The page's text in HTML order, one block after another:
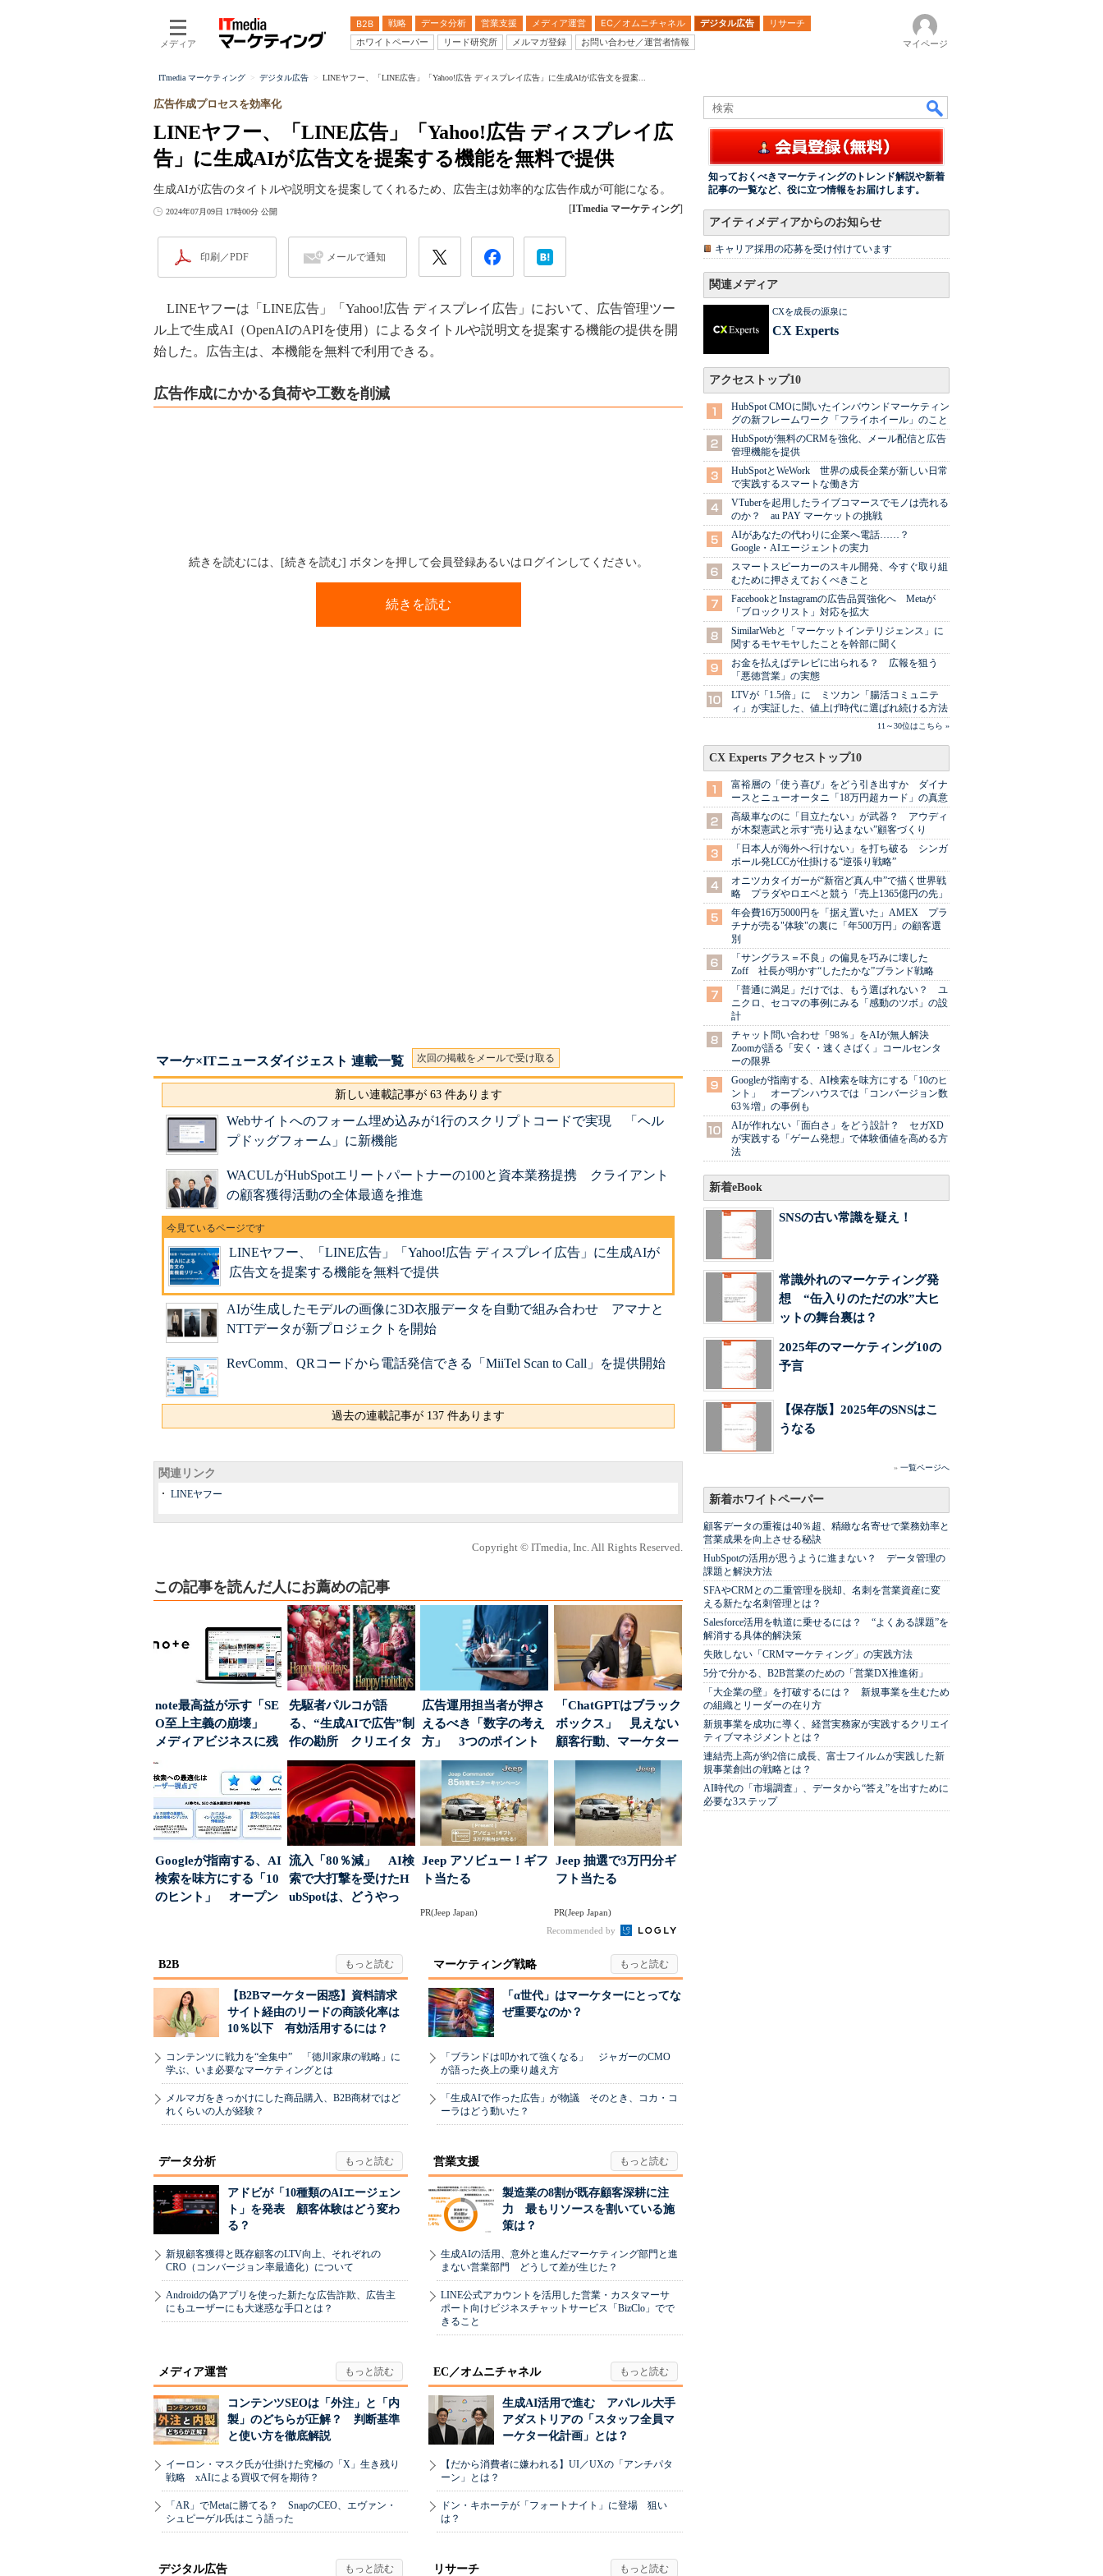
メディア
B2B 戦略 データ分析 営業支援 メディア運営 EC／オムニチャネル デジタル広告
リサーチ
ホワイトペーパー
リード研究所 メルマガ登録 お問い合わせ／運営者情報 マイページ
ITmedia マーケティング デジタル広告 LINEヤフー、「LINE広告」「Yahoo!広告 ディスプレイ広告」に生成AIが広告文を提案...
LINEヤフー、「LINE広告」「Yahoo!広告 ディスプレイ広
告」に生成AIが広告文を提案する機能を無料で提供
広告作成プロセスを効率化
生成AIが広告のタイトルや説明文を提案してくれるため、広告主は効率的な広告作成が可能になる。
2024年07月09日 17時00分 公開 [ITmedia マーケティング]
印刷／PDF メールで通知
LINEヤフーは「LINE広告」「Yahoo!広告 ディスプレイ広告」において、広告管理ツー
ル上で生成AI（OpenAIのAPIを使用）によるタイトルや説明文を提案する機能の提供を開
始した。広告主は、本機能を無料で利用できる。
広告作成にかかる負荷や工数を削減
続きを読むには、[続きを読む] ボタンを押して会員登録あるいはログインしてください。
続きを読む
マーケ×ITニュースダイジェスト 連載一覧 次回の掲載をメールで受け取る
新しい連載記事が 63 件あります
Webサイトへのフォーム埋め込みが1行のスクリプトコードで実現 「ヘル
プドッグフォーム」に新機能
WACULがHubSpotエリートパートナーの100と資本業務提携 クライアント
の顧客獲得活動の全体最適を推進
LINEヤフー、「LINE広告」「Yahoo!広告 ディスプレイ広告」に生成AIが
広告文を提案する機能を無料で提供
AIが生成したモデルの画像に3D衣服データを自動で組み合わせ アマナと
NTTデータが新プロジェクトを開始
RevComm、QRコードから電話発信できる「MiiTel Scan to Call」を提供開始
過去の連載記事が 137 件あります
関連リンク
LINEヤフー
Copyright © ITmedia, Inc. All Rights Reserved.
この記事を読んだ人にお薦めの記事
note最高益が示す「SE
O至上主義の崩壊」
メディアビジネスに残
された“勝ち筋...
先駆者パルコが語
る、“生成AIで広告”制
作の勘所 クリエイタ
ーに残る「重要な役
割...
広告運用担当者が押さ
えるべき「数字の考え
方」 3つのポイント
とは
「ChatGPTはブラック
ボックス」 見えない
顧客行動、マーケター
に残された打ち...
Googleが指南する、AI
検索を味方にする「10
のヒント」 オープン
流入「80％減」 AI検
索で大打撃を受けたH
ubSpotは、どうやっ
Jeep アソビュー！ギフ
ト当たる
PR(Jeep Japan)
Jeep 抽選で3万円分ギ
フト当たる
PR(Jeep Japan)
Recommended by
B2B
【B2Bマーケター困惑】資料請求
サイト経由のリードの商談化率は
10％以下 有効活用するには？
コンテンツに戦力を“全集中” 「徳川家康の戦略」に
学ぶ、いま必要なマーケティングとは
メルマガをきっかけにした商品購入、B2B商材ではど
れくらいの人が経験？
マーケティング戦略
「α世代」はマーケターにとってな
ぜ重要なのか？
「ブランドは叩かれて強くなる」 ジャガーのCMO
が語った炎上の乗り越え方
「生成AIで作った広告」が物議 そのとき、コカ・コ
ーラはどう動いた？
データ分析
アドビが「10種類のAIエージェン
ト」を発表 顧客体験はどう変わ
る？
新規顧客獲得と既存顧客のLTV向上、それぞれの
CRO（コンバージョン率最適化）について
Androidの偽アプリを使った新たな広告詐欺、広告主
にもユーザーにも大迷惑な手口とは？
営業支援
製造業の8割が既存顧客深耕に注
力 最もリソースを割いている施
策は？
生成AIの活用、意外と進んだマーケティング部門と進
まない営業部門 どうして差が生じた？
LINE公式アカウントを活用した営業・カスタマーサ
ポート向けビジネスチャットサービス「BizClo」でで
きること
メディア運営
コンテンツSEOは「外注」と「内
製」のどちらが正解？ 判断基準
と使い方を徹底解説
イーロン・マスク氏が仕掛けた究極の「X」生き残り
戦略 xAIによる買収で何を期待？
「AR」でMetaに勝てる？ SnapのCEO、エヴァン・
シュピーゲル氏はこう語った
EC／オムニチャネル
生成AI活用で進む アパレル大手
アダストリアの「スタッフ全員マ
ーケター化計画」とは？
【だから消費者に嫌われる】UI／UXの「アンチパタ
ーン」とは？
ドン・キホーテが「フォートナイト」に登場 狙い
は？
デジタル広告 リサーチ
知っておくべきマーケティングのトレンド解説や新着
記事の一覧など、役に立つ情報をお届けします。
アイティメディアからのお知らせ
キャリア採用の応募を受け付けています
関連メディア
CXを成長の源泉に
CX Experts
アクセストップ10
HubSpot CMOに聞いたインバウンドマーケティン
グの新フレームワーク「フライホイール」のこと
HubSpotが無料のCRMを強化、メール配信と広告
管理機能を提供
HubSpotとWeWork 世界の成長企業が新しい日常
で実践するスマートな働き方
VTuberを起用したライブコマースでモノは売れる
のか？ au PAY マーケットの挑戦
AIがあなたの代わりに企業へ電話……？
Google・AIエージェントの実力
スマートスピーカーのスキル開発、今すぐ取り組
むために押さえておくべきこと
FacebookとInstagramの広告品質強化へ Metaが
「ブロックリスト」対応を拡大
SimilarWebと「マーケットインテリジェンス」に
関するモヤモヤしたことを幹部に聞く
お金を払えばテレビに出られる？ 広報を狙う
「悪徳営業」の実態
LTVが「1.5倍」に ミツカン「腸活コミュニテ
ィ」が実証した、値上げ時代に選ばれ続ける方法
11～30位はこちら »
CX Experts アクセストップ10
富裕層の「使う喜び」をどう引き出すか ダイナ
ースとニューオータニ「18万円超カード」の真意
高級車なのに「目立たない」が武器？ アウディ
が木梨憲武と示す“売り込まない”顧客づくり
「日本人が海外へ行けない」を打ち破る シンガ
ポール発LCCが仕掛ける“逆張り戦略”
オニツカタイガーが“新宿ど真ん中”で描く世界戦
略 プラダやロエベと競う「売上1365億円の先」
年会費16万5000円を「据え置いた」AMEX プラ
チナが売る"体験"の裏に「年500万円」の顧客選
別
「サングラス＝不良」の偏見を巧みに壊した
Zoff 社長が明かす“したたかな”ブランド戦略
「普通に満足」だけでは、もう選ばれない？ ユ
ニクロ、セコマの事例にみる「感動のツボ」の設
計
チャット問い合わせ「98％」をAIが無人解決
Zoomが語る「安く・速くさばく」コールセンタ
ーの限界
Googleが指南する、AI検索を味方にする「10のヒ
ント」 オープンハウスでは「コンバージョン数
63％増」の事例も
AIが作れない「面白さ」をどう設計？ セガXD
が実践する「ゲーム発想」で体験価値を高める方
法
新着eBook
SNSの古い常識を疑え！
常識外れのマーケティング発
想 “缶入りのただの水”大ヒ
ットの舞台裏は？
2025年のマーケティング10の
予言
【保存版】2025年のSNSはこ
うなる
» 一覧ページへ
新着ホワイトペーパー
顧客データの重複は40％超、精緻な名寄せで業務効率と
営業成果を向上させる秘訣
HubSpotの活用が思うように進まない？ データ管理の
課題と解決方法
SFAやCRMとの二重管理を脱却、名刺を営業資産に変
える新たな名刺管理とは？
Salesforce活用を軌道に乗せるには？ “よくある課題”を
解消する具体的解決策
失敗しない「CRMマーケティング」の実践方法
5分で分かる、B2B営業のための「営業DX推進術」
「大企業の壁」を打破するには？ 新規事業を生むため
の組織とリーダーの在り方
新規事業を成功に導く、経営実務家が実践するクリエイ
ティブマネジメントとは？
連結売上高が約2倍に成長、富士フイルムが実践した新
規事業創出の戦略とは？
AI時代の「市場調査」、データから“答え”を出すために
必要な3ステップ